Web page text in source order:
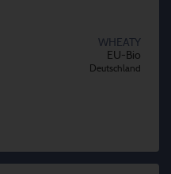
WHEATY
EU-Bio
Deutschland